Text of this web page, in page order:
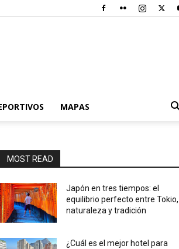
MAPAS
MOST READ
Japón en tres tiempos: el
equilibrio perfecto entre Tokio,
naturaleza y tradición
¿Cuál es el mejor hotel para